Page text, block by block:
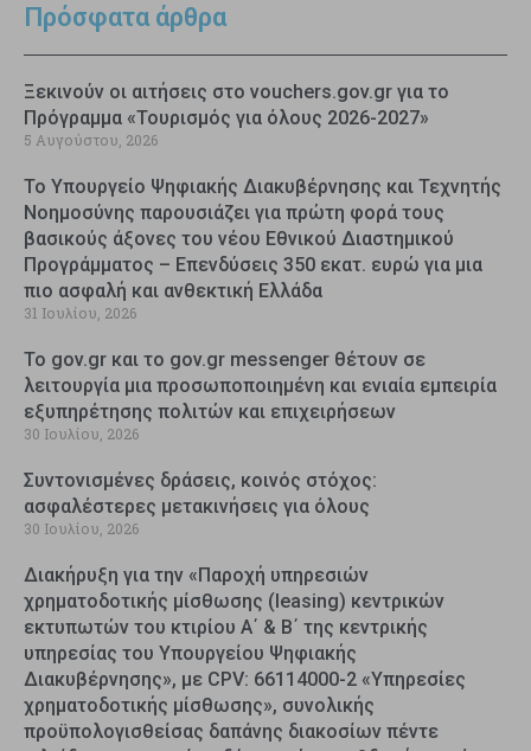
Πρόσφατα άρθρα
Ξεκινούν οι αιτήσεις στο vouchers.gov.gr για το
Πρόγραμμα «Τουρισμός για όλους 2026-2027»
5 Αυγούστου, 2026
Το Υπουργείο Ψηφιακής Διακυβέρνησης και Τεχνητής
Νοημοσύνης παρουσιάζει για πρώτη φορά τους
βασικούς άξονες του νέου Εθνικού Διαστημικού
Προγράμματος – Επενδύσεις 350 εκατ. ευρώ για μια
πιο ασφαλή και ανθεκτική Ελλάδα
31 Ιουλίου, 2026
Το gov.gr και το gov.gr messenger θέτουν σε
λειτουργία μια προσωποποιημένη και ενιαία εμπειρία
εξυπηρέτησης πολιτών και επιχειρήσεων
30 Ιουλίου, 2026
Συντονισμένες δράσεις, κοινός στόχος:
ασφαλέστερες μετακινήσεις για όλους
30 Ιουλίου, 2026
Διακήρυξη για την «Παροχή υπηρεσιών
χρηματοδοτικής μίσθωσης (leasing) κεντρικών
εκτυπωτών του κτιρίου Α΄ & Β΄ της κεντρικής
υπηρεσίας του Υπουργείου Ψηφιακής
Διακυβέρνησης», με CPV: 66114000-2 «Υπηρεσίες
χρηματοδοτικής μίσθωσης», συνολικής
προϋπολογισθείσας δαπάνης διακοσίων πέντε